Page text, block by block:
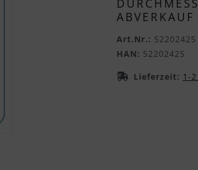
ABVERKAUF
Art.Nr.: 52202425
HAN: 52202425
Lieferzeit: 1-